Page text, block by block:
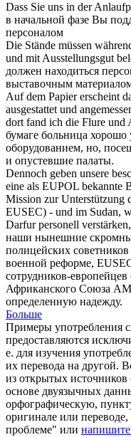
Dass Sie uns in der
в начальной фазе Вы
персоналом
Die Stände müssen
und mit Ausstellungsgut
должен находиться
выставочным
Auf dem Papier erscheint
ausgestattet und
dort fand ich die Flure und
бумаге больница хорошо
оборудованием, но,
и опустевшие палаты.
Dennoch geben unsere
eine als EUPOL bekannte
Mission zur Unterstützung
EUSEC) - und im Sudan,
Darfurpersonell
наши нынешние
полицейских
военной реформе,
сотрудников-
Африканского Союза
определенную надежду.
Больше
Примеры употребления
предоставляются
е. для изучения
их перевода на другой.
из открытых
основе двуязычных
орфографическую,
оригинале или
проблеме" или